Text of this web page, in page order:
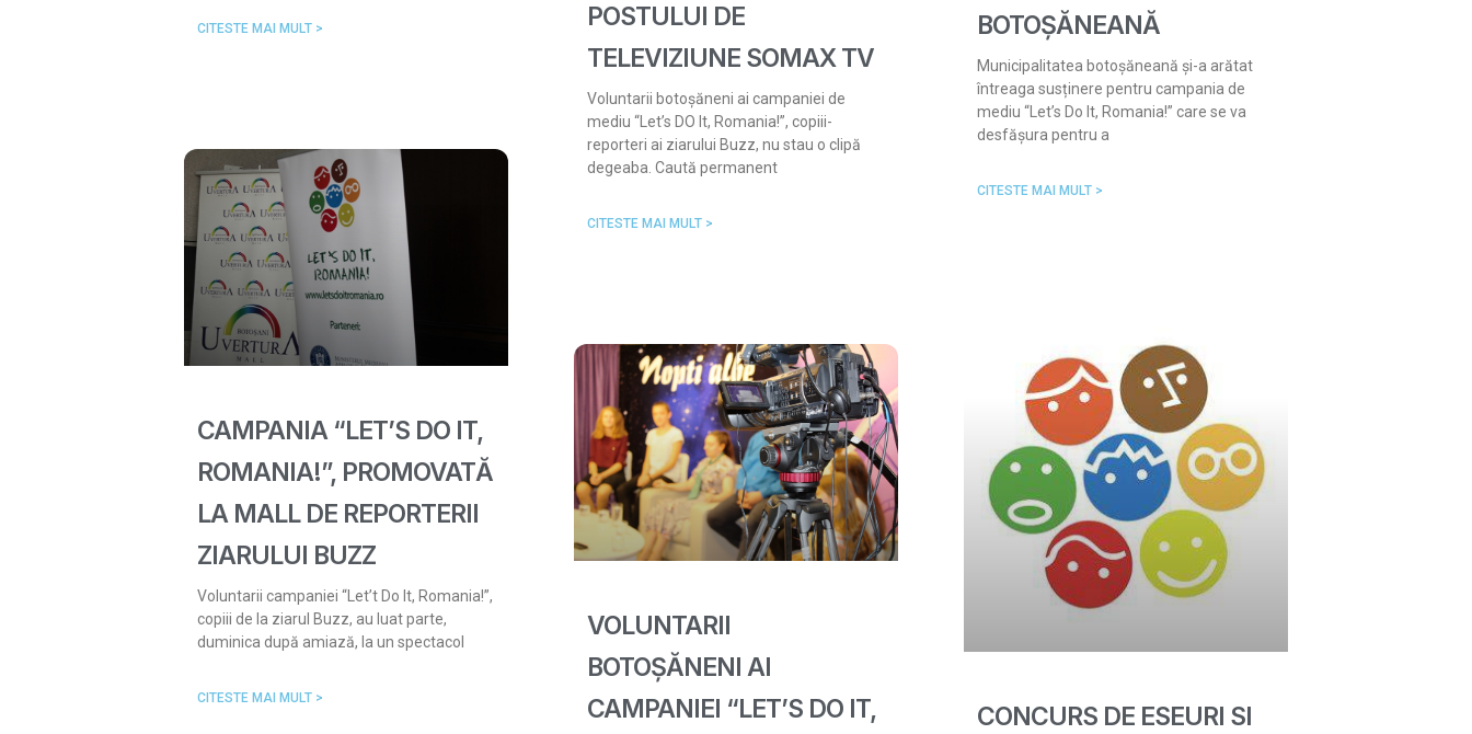
CITESTE MAI MULT >
POSTULUI DE
TELEVIZIUNE SOMAX TV
Voluntarii botoșăneni ai campaniei de
mediu “Let’s DO It, Romania!”, copiii-
reporteri ai ziarului Buzz, nu stau o clipă
degeaba. Caută permanent
CITESTE MAI MULT >
BOTOȘĂNEANĂ
Municipalitatea botoșăneană și-a arătat
întreaga susținere pentru campania de
mediu “Let’s Do It, Romania!” care se va
desfășura pentru a
CITESTE MAI MULT >
CAMPANIA “LET’S DO IT,
ROMANIA!”, PROMOVATĂ
LA MALL DE REPORTERII
ZIARULUI BUZZ
Voluntarii campaniei “Let’t Do It, Romania!”,
copiii de la ziarul Buzz, au luat parte,
duminica după amiază, la un spectacol
CITESTE MAI MULT >
VOLUNTARII
BOTOȘĂNENI AI
CAMPANIEI “LET’S DO IT,
CONCURS DE ESEURI SI